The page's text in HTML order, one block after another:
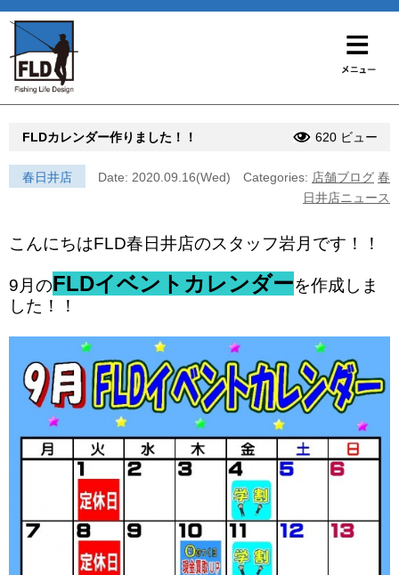
FLDカレンダー作りました！！ 620 ビュー
春日井店 Date: 2020.09.16(Wed) Categories: 店舗ブログ 春
日井店ニュース
こんにちはFLD春日井店のスタッフ岩月です！！
9月のFLDイベントカレンダーを作成しま
した！！